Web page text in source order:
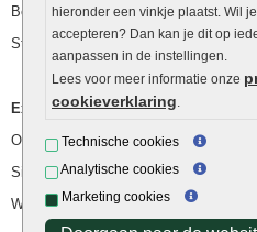
hieronder een vinkje plaatst. Wil
accepteren? Dan kan je dit op
aanpassen in de instellingen.
Lees voor meer informatie onze
cookieverklaring.
Technische cookies
Analytische cookies
Marketing cookies
Betonblokken
Stapelstenen
Extra benodigdheden
Ophoogzand
Siergrind en siersplit
Waterafvoer